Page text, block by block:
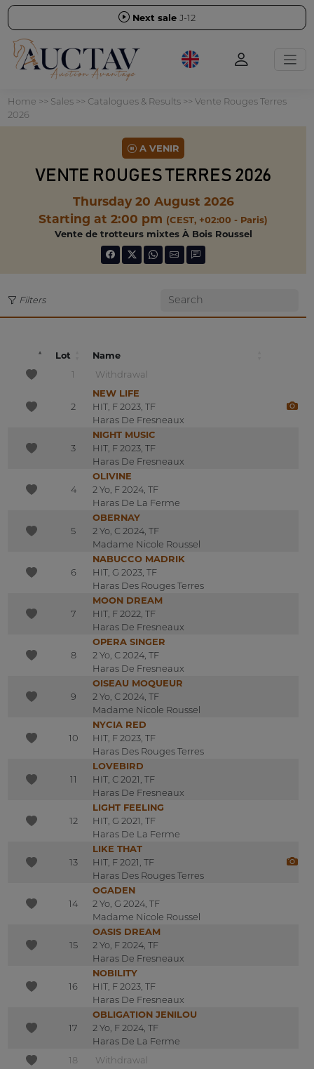
Next sale J-12
Home >> Sales>> Catalogues & Results>> Vente Rouges Terres
2026
A VENIR
VENTE ROUGES TERRES 2026
Thursday 20 August 2026
Starting at 2:00 pm (CEST, +02:00 - Paris)
Vente de trotteurs mixtes À Bois Roussel
Filters
Lot
Name
1
Withdrawal
2
NEW LIFE
HIT, F 2023, TF
Haras De Fresneaux
3
NIGHT MUSIC
HIT, F 2023, TF
Haras De Fresneaux
4
OLIVINE
2 Yo, F 2024, TF
Haras De La Ferme
5
OBERNAY
2 Yo, C 2024, TF
Madame Nicole Roussel
6
NABUCCO MADRIK
HIT, G 2023, TF
Haras Des Rouges Terres
7
MOON DREAM
HIT, F 2022, TF
Haras De Fresneaux
8
OPERA SINGER
2 Yo, C 2024, TF
Haras De Fresneaux
9
OISEAU MOQUEUR
2 Yo, C 2024, TF
Madame Nicole Roussel
10
NYCIA RED
HIT, F 2023, TF
Haras Des Rouges Terres
11
LOVEBIRD
HIT, C 2021, TF
Haras De Fresneaux
12
LIGHT FEELING
HIT, G 2021, TF
Haras De La Ferme
13
LIKE THAT
HIT, F 2021, TF
Haras Des Rouges Terres
14
OGADEN
2 Yo, G 2024, TF
Madame Nicole Roussel
15
OASIS DREAM
2 Yo, F 2024, TF
Haras De Fresneaux
16
NOBILITY
HIT, F 2023, TF
Haras De Fresneaux
17
OBLIGATION JENILOU
2 Yo, F 2024, TF
Haras De La Ferme
18
Withdrawal